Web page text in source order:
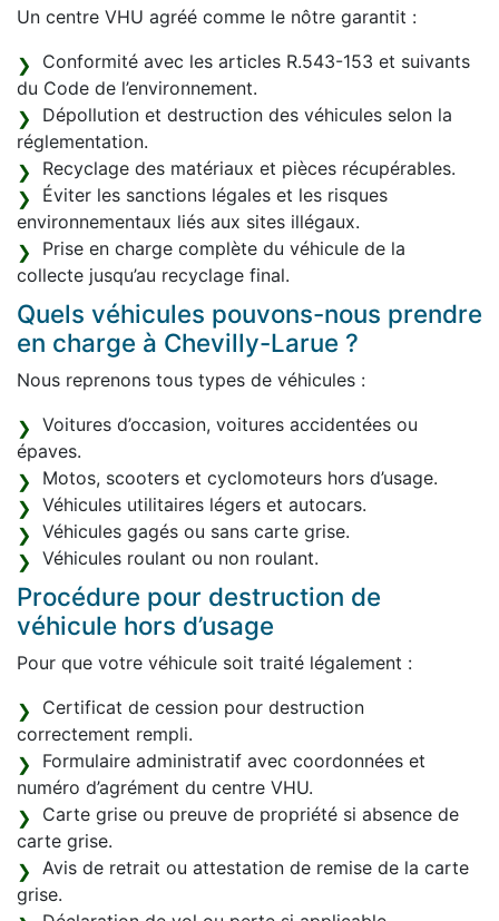
Un centre VHU agréé comme le nôtre garantit :
Conformité avec les articles R.543-153 et suivants
du Code de l’environnement.
Dépollution et destruction des véhicules selon la
réglementation.
Recyclage des matériaux et pièces récupérables.
Éviter les sanctions légales et les risques
environnementaux liés aux sites illégaux.
Prise en charge complète du véhicule de la
collecte jusqu’au recyclage final.
Quels véhicules pouvons-nous prendre
en charge à Chevilly-Larue ?
Nous reprenons tous types de véhicules :
Voitures d’occasion, voitures accidentées ou
épaves.
Motos, scooters et cyclomoteurs hors d’usage.
Véhicules utilitaires légers et autocars.
Véhicules gagés ou sans carte grise.
Véhicules roulant ou non roulant.
Procédure pour destruction de
véhicule hors d’usage
Pour que votre véhicule soit traité légalement :
Certificat de cession pour destruction
correctement rempli.
Formulaire administratif avec coordonnées et
numéro d’agrément du centre VHU.
Carte grise ou preuve de propriété si absence de
carte grise.
Avis de retrait ou attestation de remise de la carte
grise.